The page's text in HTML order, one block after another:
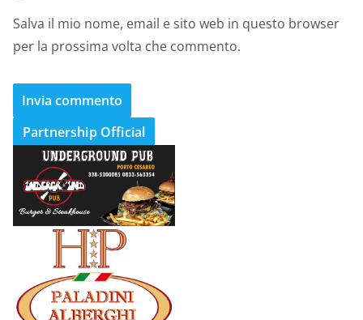
Salva il mio nome, email e sito web in questo browser
per la prossima volta che commento.
Partnership Official